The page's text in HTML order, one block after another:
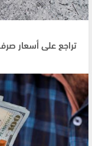
تراجع على أسعار